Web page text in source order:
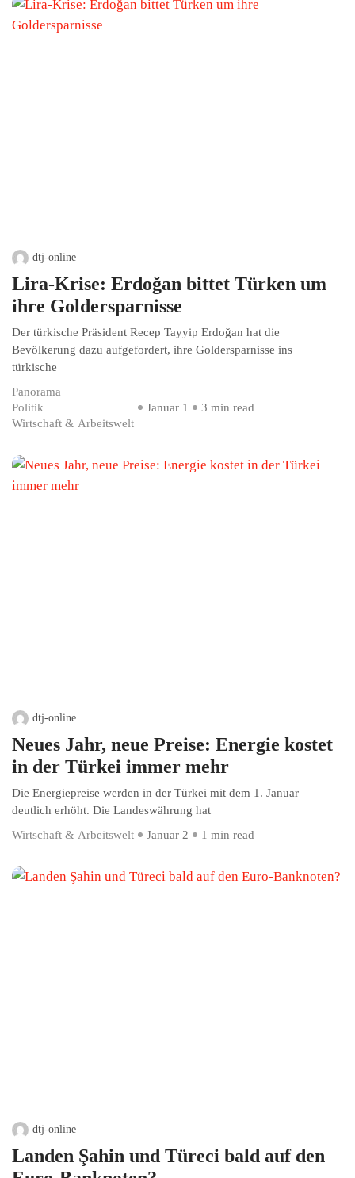
dtj-online
Lira-Krise: Erdoğan bittet Türken um
ihre Goldersparnisse
Der türkische Präsident Recep Tayyip Erdoğan hat die
Bevölkerung dazu aufgefordert, ihre Goldersparnisse ins
türkische
Panorama
Politik
Wirtschaft & Arbeitswelt
Januar 1 3 min read
dtj-online
Neues Jahr, neue Preise: Energie kostet
in der Türkei immer mehr
Die Energiepreise werden in der Türkei mit dem 1. Januar
deutlich erhöht. Die Landeswährung hat
Wirtschaft & Arbeitswelt
Januar 2 1 min read
dtj-online
Landen Şahin und Türeci bald auf den